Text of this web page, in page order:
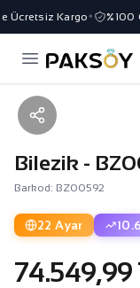
Ücretsiz Kargo✦ %100
Bilezik -
Barkod: BZ00592
22 Ayar
74.549,99